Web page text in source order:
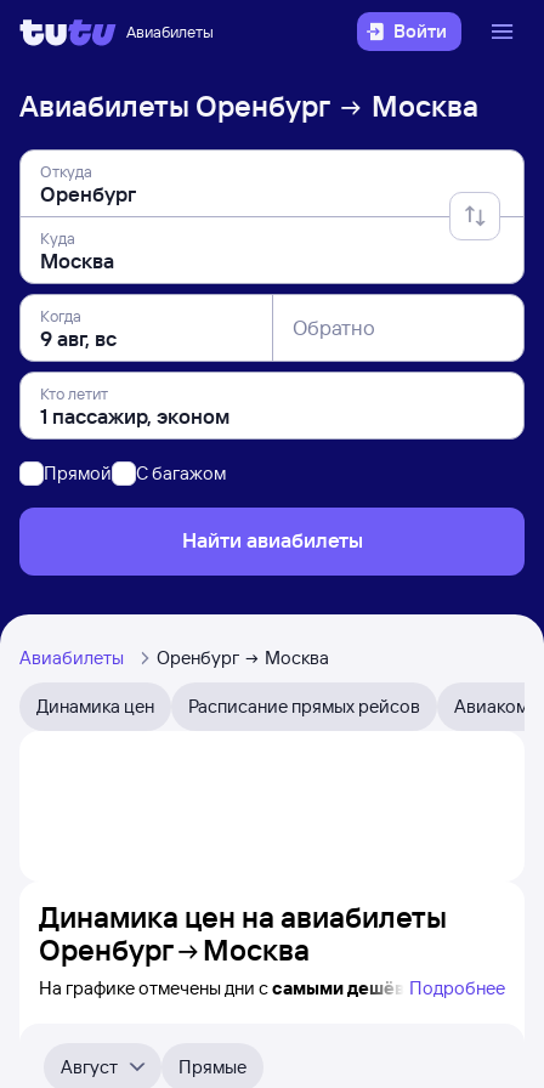
Авиабилеты Войти
Авиабилеты Оренбург Москва
Откуда
Куда
Когда Обратно
Кто летит
Прямой C багажом
Найти авиабилеты
Авиабилеты Оренбург Москва
Динамика цен Расписание прямых рейсов
Динамика цен на авиабилеты
Оренбург
Москва
На графике отмечены дни ссамыми дешёвыми
пять месяцев. Выберите дату, перейдите по клику
к поиску билетов на нужный рейс и просмотру
Подробнее
Август
Прямые